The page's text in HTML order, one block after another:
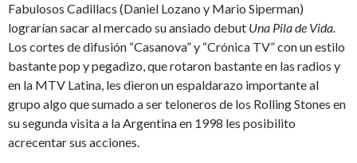
Fabulosos Cadillacs (Daniel Lozano y Mario Siperman)
lograrían sacar al mercado su ansiado debut Una Pila de Vida.
Los cortes de difusión “Casanova” y “Crónica TV” con un estilo
bastante pop y pegadizo, que rotaron bastante en las radios y
en la MTV Latina, les dieron un espaldarazo importante al
grupo algo que sumado a ser teloneros de los Rolling Stones en
su segunda visita a la Argentina en 1998 les posibilito
acrecentar sus acciones.